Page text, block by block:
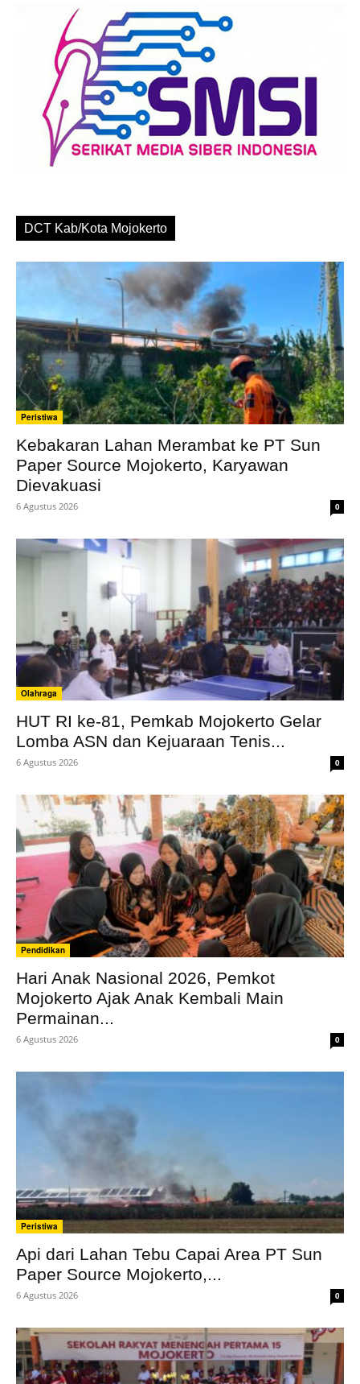
DCT Kab/Kota Mojokerto
Peristiwa
Kebakaran Lahan Merambat ke PT Sun
Paper Source Mojokerto, Karyawan
Dievakuasi
6 Agustus 2026 0
Olahraga
HUT RI ke-81, Pemkab Mojokerto Gelar
Lomba ASN dan Kejuaraan Tenis...
6 Agustus 2026 0
Pendidikan
Hari Anak Nasional 2026, Pemkot
Mojokerto Ajak Anak Kembali Main
Permainan...
6 Agustus 2026 0
Peristiwa
Api dari Lahan Tebu Capai Area PT Sun
Paper Source Mojokerto,...
6 Agustus 2026 0